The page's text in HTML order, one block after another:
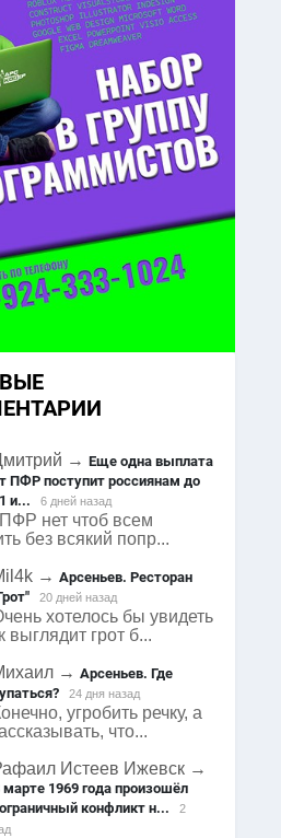
→Еще одна выплата
ПФР поступит россиянам до
и...
6 дней назад
нет чтоб всем
без всякий попр...
→Арсеньев. Ресторан
20 дней назад
хотелось бы увидеть
выглядит грот б...
→Арсеньев. Где
24 дня назад
угробить речку, а
что...
Истеев Ижевск →
марте 1969 года произошёл
конфликт н...
2